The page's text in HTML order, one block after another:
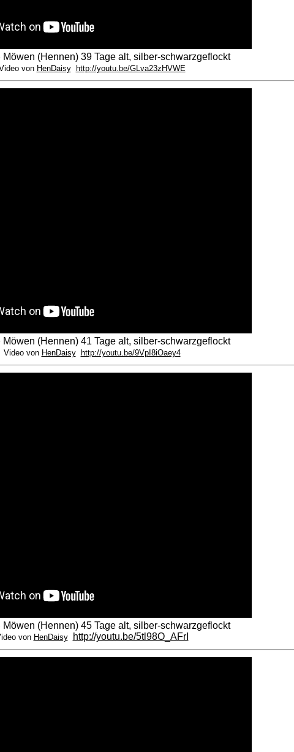
Möwen (Hennen) 39 Tage alt, silber-schwarzgeflockt
von HenDaisy http://youtu.be/GLva23zHVWE
Möwen (Hennen) 41 Tage alt, silber-schwarzgeflockt
Video von HenDaisy http://youtu.be/9VpI8iOaey4
Möwen (Hennen) 45 Tage alt, silber-schwarzgeflockt
von HenDaisy http://youtu.be/5tl98O_AFrI